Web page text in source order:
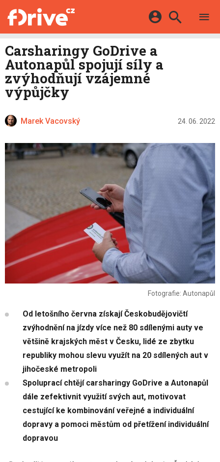
KATALOG
MAPA STANIC
VIDEA
HYBRIDY
E-MOTORSPORT
OSTATNÍ
SERIÁLY
Facebook Google
Twitter
Carsharingy GoDrive a
Autonapůl spojují síly a
zvýhodňují vzájemné
výpůjčky
Marek Vacovský 24. 06. 2022
Fotografie: Autonapůl
Od letošního června získají Českobudějovičtí
zvýhodnění na jízdy více než 80 sdílenými auty ve
většině krajských měst v Česku, lidé ze zbytku
republiky mohou slevu využít na 20 sdílených aut v
jihočeské metropoli
Spoluprací chtějí carsharingy GoDrive a Autonapůl
dále zefektivnit využití svých aut, motivovat
cestující ke kombinování veřejné a individuální
dopravy a pomoci městům od přetížení individuální
dopravou